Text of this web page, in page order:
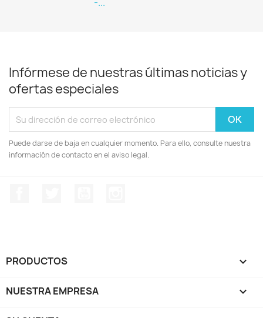
Infórmese de nuestras últimas noticias y
ofertas especiales
Puede darse de baja en cualquier momento. Para ello, consulte nuestra
información de contacto en el aviso legal.
PRODUCTOS 
NUESTRA EMPRESA 